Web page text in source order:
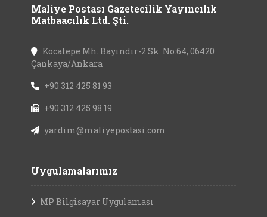
Maliye Postası Gazetecilik Yayıncılık
Matbaacılık Ltd. Şti.
Kocatepe Mh. Bayındır-2 Sk. No:64, 06420
Çankaya/Ankara
+90 312 425 81 93
+90 312 425 98 19
yardim@maliyepostasi.com
Uygulamalarımız
MP Bilgisayar Uygulaması